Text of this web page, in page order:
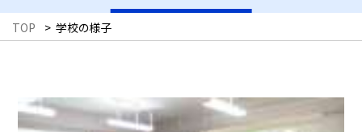
TOP > 学校の様子